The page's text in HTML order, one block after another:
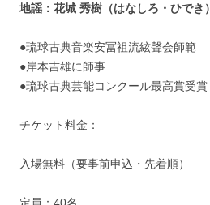
地謡：花城 秀樹（はなしろ・ひでき）
●琉球古典音楽安冨祖流絃聲会師範
●岸本吉雄に師事
●琉球古典芸能コンクール最高賞受賞
チケット料金：
入場無料（要事前申込・先着順）
定員：40名